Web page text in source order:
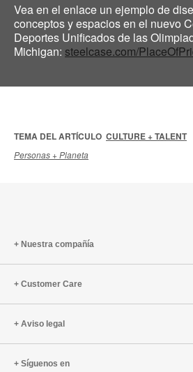
Vea en el enlace un ejemplo de
conceptos y espacios en el nuevo
Deportes Unificados de las
Michigan: steelcase.com/
TEMA DEL ARTÍCULO CULTURE + TALENT
Personas + Planeta
Nuestra compañía
Customer Care
Aviso legal
Síguenos en